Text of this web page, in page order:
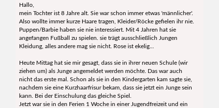
Hallo,
mein Tochter ist 8 Jahre alt. Sie war schon immer etwas 'männlicher'.
Also wollte immer kurze Haare tragen, Kleider/Röcke gefielen ihr nie.
Puppen/Barbie haben sie nie interessiert. Mit 4 Jahren hat sie
angefangen Fußball zu spielen. sie trägt ausschließlich Jungen
Kleidung, alles andere mag sie nicht. Rose ist ekelig...
Heute Mittag hat sie mir gesagt, dass sie in ihrer neuen Schule (wir
ziehen um) als Junge angemeldet werden möchte. Das war auch
nicht das erste mal. Schon als sie in den Kindergarten kam sagte sie,
nachdem sie eine Kurzhaarfrisur bekam, dass sie jetzt ein Junge sein
kann. Bei der Einschulung das gleiche Spiel.
Jetzt war sie in den Ferien 1 Woche in einer Jugendfreizeit und ein